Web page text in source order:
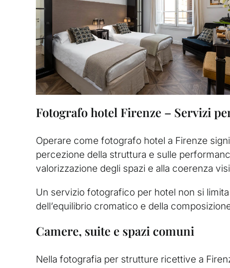
Fotografo hotel Firenze – Servizi
Operare come fotografo hotel a Firenze
percezione della struttura e sulle
valorizzazione degli spazi e alla coerenza
Un servizio fotografico per hotel non si
dell’equilibrio cromatico e della
Camere, suite e spazi comuni
Nella fotografia per strutture ricettive a